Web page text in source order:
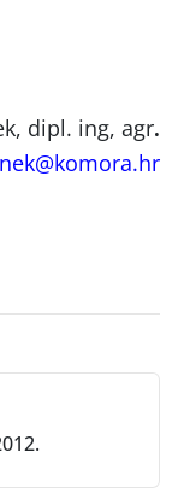
dipl. ing, agr.